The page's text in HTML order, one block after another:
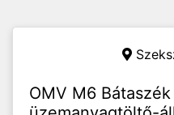
OMV M6 Bátaszék